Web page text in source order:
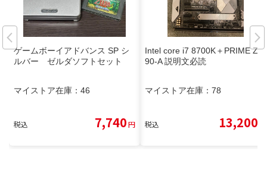
ゲームボーイアドバンス SP シ
ルバー ゼルダソフトセット
マイストア在庫： 46
税込 7,740円
Intel core i7 8700K＋PRIME Z3
90-A 説明文必読
マイストア在庫： 78
税込 13,200